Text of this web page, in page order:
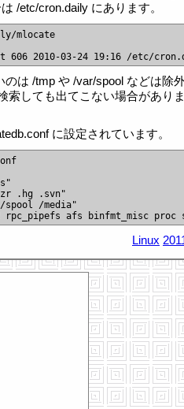
/etc/cron.daily にあります。
mlocate
は /tmp や /var/spool などは除
索しても出てこない場合があり
に設定されています。
.hg .svn"
spool /media"
Linux